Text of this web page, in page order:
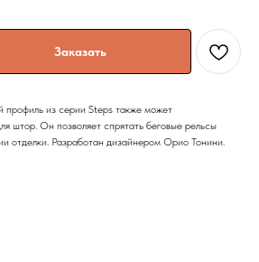
Заказать
профиль из серии Steps также может
штор. Он позволяет спрятать беговые рельсы
отделки. Разработан дизайнером Орио Тонини.